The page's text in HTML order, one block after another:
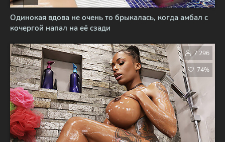
Одинокая вдова не очень то брыкалась, когда амбал с
кочергой напал на её сзади
7 296
74%